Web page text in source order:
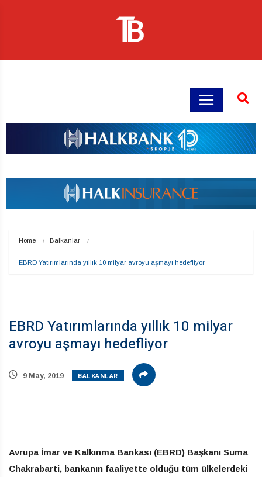
Home Balkanlar
EBRD Yatırımlarında yıllık 10 milyar avroyu aşmayı hedefliyor
EBRD Yatırımlarında yıllık 10 milyar
avroyu aşmayı hedefliyor
9 May, 2019 BALKANLAR
Avrupa İmar ve Kalkınma Bankası (EBRD) Başkanı Suma
Chakrabarti, bankanın faaliyette olduğu tüm ülkelerdeki